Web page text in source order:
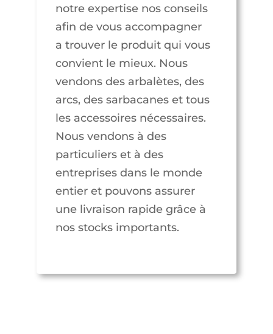
notre expertise nos conseils
afin de vous accompagner
a trouver le produit qui vous
convient le mieux. Nous
vendons des arbalètes, des
arcs, des sarbacanes et tous
les accessoires nécessaires.
Nous vendons à des
particuliers et à des
entreprises dans le monde
entier et pouvons assurer
une livraison rapide grâce à
nos stocks importants.